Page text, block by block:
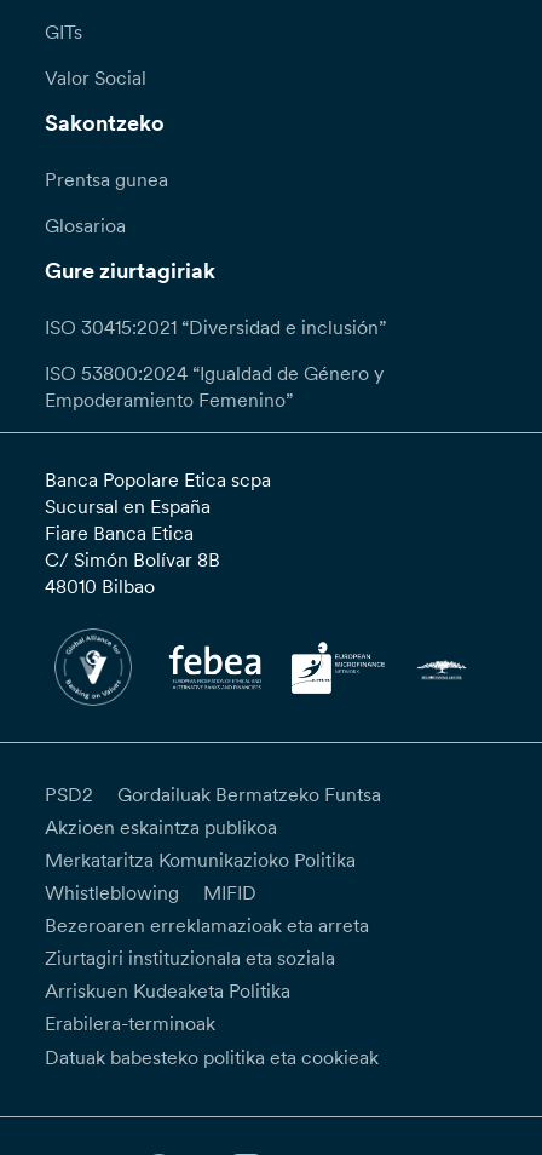
GITs
Valor Social
Sakontzeko
Prentsa gunea
Glosarioa
Gure ziurtagiriak
ISO 30415:2021 “Diversidad e inclusión”
ISO 53800:2024 “Igualdad de Género y
Empoderamiento Femenino”
Banca Popolare Etica scpa
Sucursal en España
Fiare Banca Etica
C/ Simón Bolívar 8B
48010 Bilbao
PSD2
Gordailuak Bermatzeko Funtsa
Akzioen eskaintza publikoa
Merkataritza Komunikazioko Politika
Whistleblowing
MIFID
Bezeroaren erreklamazioak eta arreta
Ziurtagiri instituzionala eta soziala
Arriskuen Kudeaketa Politika
Erabilera-terminoak
Datuak babesteko politika eta cookieak